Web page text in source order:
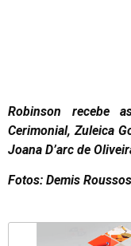
Robinson recebe
Cerimonial, Zuleica
Joana D’arc de
Fotos: Demis Roussos